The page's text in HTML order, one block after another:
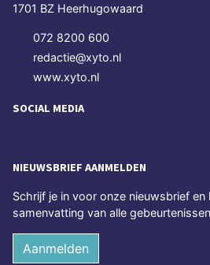
1701 BZ Heerhugowaard
072 8200 600
redactie@xyto.nl
www.xyto.nl
SOCIAL MEDIA
NIEUWSBRIEF AANMELDEN
Schrijf je in voor onze nieuwsbrief en
samenvatting van alle
Aanmelden